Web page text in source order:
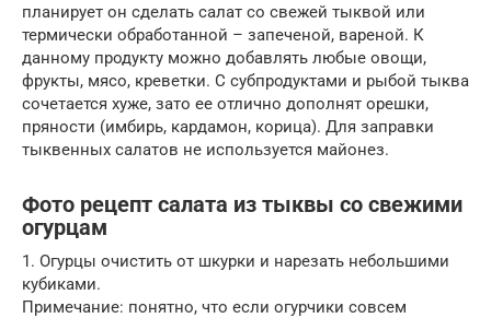
планирует он сделать салат со свежей тыквой или
термически обработанной – запеченой, вареной. К
данному продукту можно добавлять любые овощи,
фрукты, мясо, креветки. С субпродуктами и рыбой тыква
сочетается хуже, зато ее отлично дополнят орешки,
пряности (имбирь, кардамон, корица). Для заправки
тыквенных салатов не используется майонез.
Фото рецепт салата из тыквы со свежими
огурцам
1. Огурцы очистить от шкурки и нарезать небольшими
кубиками.
Примечание: понятно, что если огурчики совсем